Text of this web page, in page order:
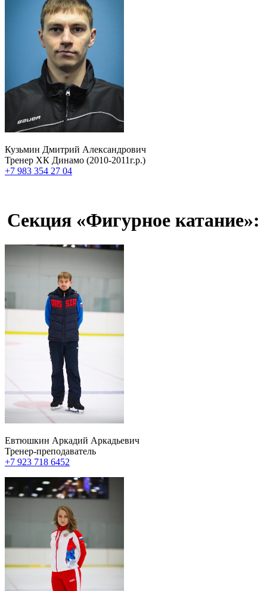
Кузьмин Дмитрий Александрович
Тренер ХК Динамо (2010-2011г.р.)
+7 983 354 27 04
Секция «Фигурное катание»:
Евтюшкин Аркадий Аркадьевич
Тренер-преподаватель
+7 923 718 6452